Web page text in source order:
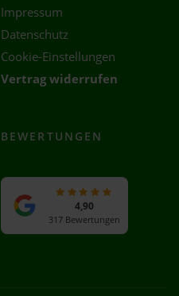
Impressum
Datenschutz
Cookie-Einstellungen
Vertrag widerrufen
BEWERTUNGEN
4,90
317 Bewertungen